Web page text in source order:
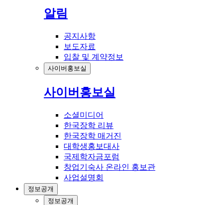
알림
공지사항
보도자료
입찰 및 계약정보
사이버홍보실
사이버홍보실
소셜미디어
한국장학 리뷰
한국장학 매거진
대학생홍보대사
국제학자금포럼
창업기숙사 온라인 홍보관
사업설명회
정보공개
정보공개